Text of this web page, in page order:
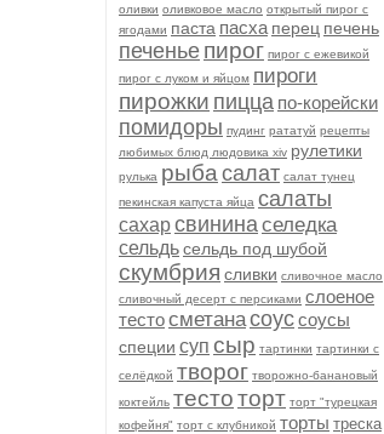
оливки оливковое масло открытый пирог с
ягодами паста пасха перец печень
печенье пирог пирог с ежевикой
пирог с луком и яйцом пироги
пирожки пицца по-корейски
помидоры пудинг рататуй рецепты
любимых блюд людовика xiv рулетики
рулька рыба салат салат тунец
пекинская капуста яйца салаты
сахарсвининаселедка
сельдьсельдь под шубой
скумбрия сливки сливочное масло
сливочный десерт с персиками слоеное
тестосметанасоуссоусы
специи суп сыр тартинки тартинки с
селёдкой творог творожно-банановый
коктейль тестоторт торт "турецкая
кофейня" торт с клубникой торты треска